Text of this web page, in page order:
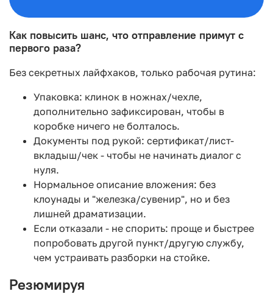
Как повысить шанс, что отправление примут с
первого раза?
Без секретных лайфхаков, только рабочая рутина:
Упаковка: клинок в ножнах/чехле,
дополнительно зафиксирован, чтобы в
коробке ничего не болталось.
Документы под рукой: сертификат/лист-
вкладыш/чек - чтобы не начинать диалог с
нуля.
Нормальное описание вложения: без
клоунады и "железка/сувенир", но и без
лишней драматизации.
Если отказали - не спорить: проще и быстрее
попробовать другой пункт/другую службу,
чем устраивать разборки на стойке.
Резюмируя